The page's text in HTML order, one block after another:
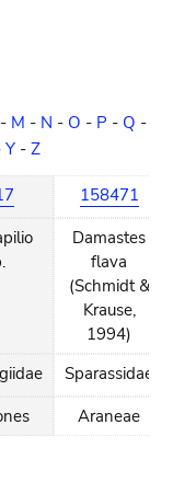
M - N - O - P - Q -
Y - Z
158471
Damastes
flava
(Schmidt &
Krause,
1994)
Sparassidae
Araneae